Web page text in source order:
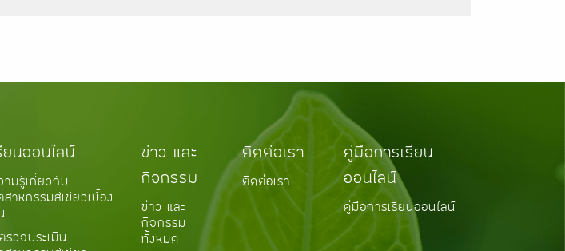
ยนออนไลน์
ามรู้เกี่ยวกับ
สาหกรรมสีเขียวเบื้อง
รวจประเมิน
ข่าว และ
กิจกรรม
ข่าว และ
กิจกรรม
ทั้งหมด
ติดต่อเรา
ติดต่อเรา
คู่มือการเรียน
ออนไลน์
คู่มือการเรียนออนไลน์